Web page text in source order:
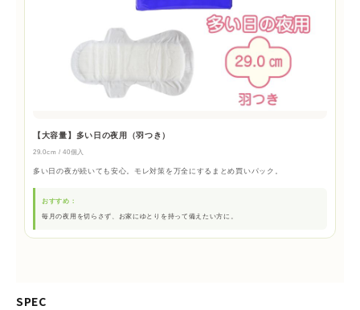
【大容量】多い日の夜用（羽つき）
29.0cm / 40個入
多い日の夜が続いても安心。モレ対策を万全にするまとめ買いパック。
おすすめ：
毎月の夜用を切らさず、お家にゆとりを持って備えたい方に。
SPEC